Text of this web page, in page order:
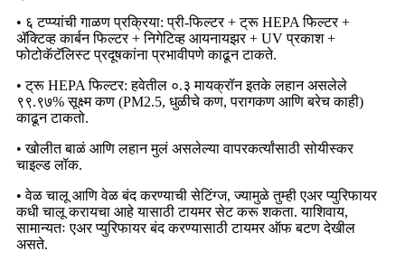
• ६ टप्प्यांची गाळण प्रक्रिया: प्री-फिल्टर + ट्रू HEPA फिल्टर +
ॲक्टिव्ह कार्बन फिल्टर + निगेटिव्ह आयनायझर + UV प्रकाश +
फोटोकॅटॅलिस्ट प्रदूषकांना प्रभावीपणे काढून टाकते.
• ट्रू HEPA फिल्टर: हवेतील ०.३ मायक्रॉन इतके लहान असलेले
९९.९७% सूक्ष्म कण (PM2.5, धुळीचे कण, परागकण आणि बरेच काही)
काढून टाकतो.
• खोलीत बाळं आणि लहान मुलं असलेल्या वापरकर्त्यांसाठी सोयीस्कर
चाइल्ड लॉक.
• वेळ चालू आणि वेळ बंद करण्याची सेटिंग्ज, ज्यामुळे तुम्ही एअर प्युरिफायर
कधी चालू करायचा आहे यासाठी टायमर सेट करू शकता. याशिवाय,
सामान्यतः एअर प्युरिफायर बंद करण्यासाठी टायमर ऑफ बटण देखील
असते.